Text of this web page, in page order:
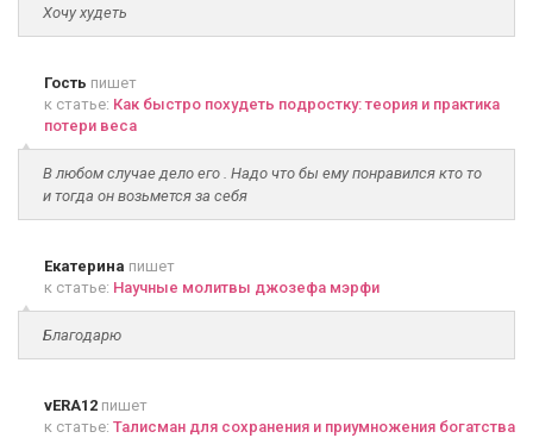
Хочу худеть
Гость пишет
к статье: Как быстро похудеть подростку: теория и практика
потери веса
В любом случае дело его . Надо что бы ему понравился кто то
и тогда он возьмется за себя
Екатерина пишет
к статье: Научные молитвы джозефа мэрфи
Благодарю
vERA12 пишет
к статье: Талисман для сохранения и приумножения богатства